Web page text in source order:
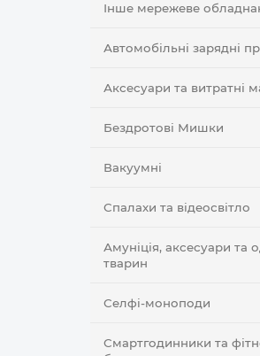
Інше мережеве
Автомобільні зарядні
Аксесуари та витратні
Бездротові Мишки
Вакуумні
Спалахи та відеосвітло
Амуніція, аксесуари та
тварин
Селфi-моноподи
Смартгодинники та